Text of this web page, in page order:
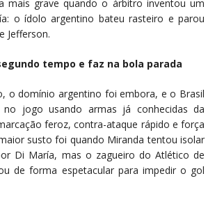
mais grave quando o árbitro inventou um
o ídolo argentino bateu rasteiro e parou
Jefferson.
tempo e faz na bola parada
o domínio argentino foi embora, e o Brasil
jogo usando armas já conhecidas da
feroz, contra-ataque rápido e força
susto foi quando Miranda tentou isolar
Di María, mas o zagueiro do Atlético de
de forma espetacular para impedir o gol